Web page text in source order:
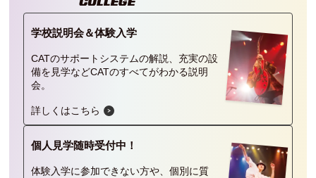
学校説明会＆体験入学
CATのサポートシステムの解説、充実の設
備を見学などCATのすべてがわかる説明
会。
詳しくはこちら
個人見学随時受付中！
体験入学に参加できない方や、個別に質